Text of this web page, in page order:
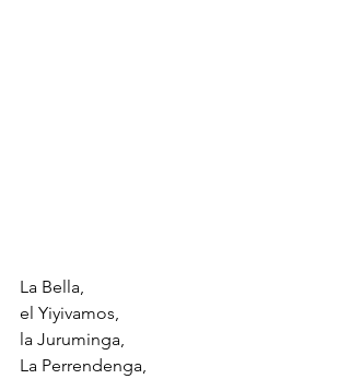
La Bella,
el Yiyivamos,
la Juruminga,
La Perrendenga,